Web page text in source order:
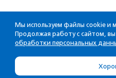
Мы используем файлы cookie и
Продолжая работу с сайтом, вы
обработки персональных